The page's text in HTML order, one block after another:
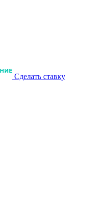
Сделать ставку